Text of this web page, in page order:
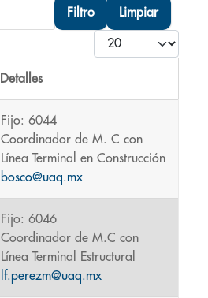
Filtro Limpiar
Cantidad
Detalles
Fijo: 6044
Coordinador de M. C con
Línea Terminal en Construcción
bosco@uaq.mx
Fijo: 6046
Coordinador de M.C con
Línea Terminal Estructural
lf.perezm@uaq.mx